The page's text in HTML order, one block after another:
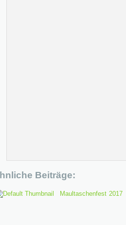
Beiträge:
Maultaschenfest 2017